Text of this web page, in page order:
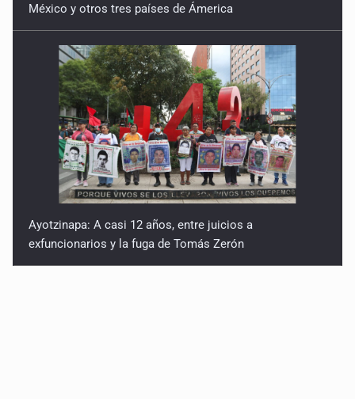
México y otros tres países de Ámerica
Ayotzinapa: A casi 12 años, entre juicios a
exfuncionarios y la fuga de Tomás Zerón